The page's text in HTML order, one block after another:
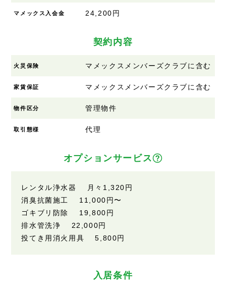
マメックス入会金 24,200円
契約内容
火災保険 マメックスメンバーズクラブに含む
家賃保証 マメックスメンバーズクラブに含む
物件区分 管理物件
取引態様 代理
オプションサービス
レンタル浄水器 月々 1,320円
消臭抗菌施工 11,000円 〜
ゴキブリ防除 19,800円
排水管洗浄 22,000円
投てき用消火用具5,800円
入居条件